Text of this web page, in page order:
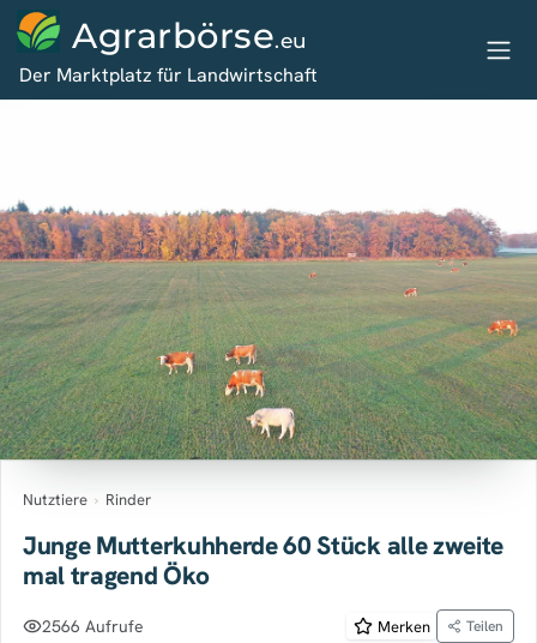
Agrarbörse.eu
Der Marktplatz für Landwirtschaft
Nutztiere › Rinder
Junge Mutterkuhherde 60 Stück alle zweite
mal tragend Öko
2566 Aufrufe Merken Teilen